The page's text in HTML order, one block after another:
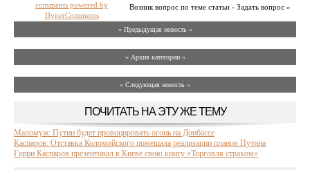
Возник вопрос по теме статьи - Задать вопрос »
comments powered by
HyperComments
« Предыдущая новость «
» Архив категории «
» Следующая новость »
ПОЧИТАТЬ НА ЭТУ ЖЕ ТЕМУ
Маломуж: Путин будет провоцировать огонь на Донбассе
Каспаров: Отставка Коломойского помешала реализации планов Путина
Гарри Каспаров презентовал в Киеве свою книгу «Торговля страхом»